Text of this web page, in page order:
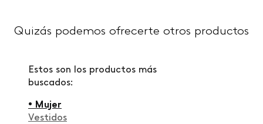
Quizás podemos ofrecerte otros productos
Estos son los productos más
buscados:
• Mujer
Vestidos